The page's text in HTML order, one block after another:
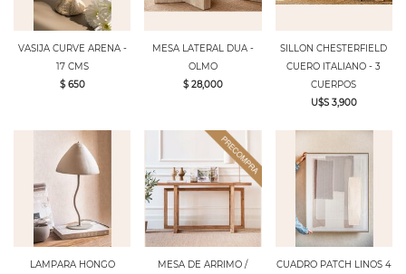
VASIJA CURVE ARENA -
17 CMS
$ 650
MESA LATERAL DUA -
OLMO
$ 28,000
SILLON CHESTERFIELD
CUERO ITALIANO - 3
CUERPOS
U$S 3,900
LAMPARA HONGO
MESA DE ARRIMO /
CUADRO PATCH LINOS 4